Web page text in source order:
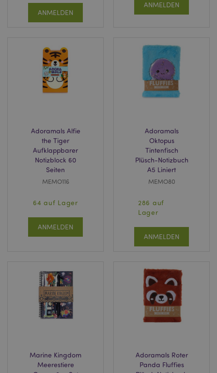
ANMELDEN
ANMELDEN
Adoramals Alfie
the Tiger
Aufklappbarer
Notizblock 60
Seiten
MEMO116
64 auf Lager
ANMELDEN
Adoramals
Oktopus
Tintenfisch
Plüsch-Notizbuch
A5 Liniert
MEMO80
286 auf
Lager
ANMELDEN
Marine Kingdom
Meerestiere
Adoramals Roter
Panda Fluffies